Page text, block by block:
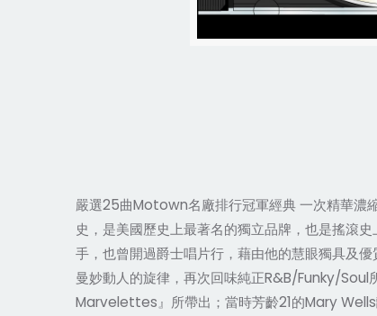
嚴選25曲Motown名廠排行冠軍經典 一次精華
史，是美國歷史上最著名的獨立品牌，也是搖滾
手，也曾開過爵士唱片行，藉由他的慧眼獨具及
曼妙動人的旋律，再次回味純正R&B/Funky/
Marvelettes』所帶出；當時芳齡21的Mary